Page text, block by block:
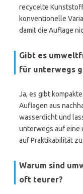
recycelte
konventionelle
damit die Auflage
Gibt es
für unterwegs
Ja, es gibt
Auflagen aus
wasserdicht und
unterwegs auf eine
auf Praktikabilität
Warum sind
oft teurer?